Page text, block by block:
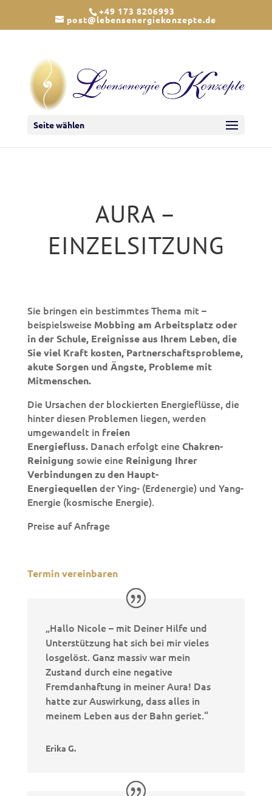
+49 173 8206993
post@lebensenergiekonzepte.de
Seite wählen
AURA –
EINZELSITZUNG
Sie bringen ein bestimmtes Thema mit –
beispielsweise Mobbing am Arbeitsplatz oder
in der Schule, Ereignisse aus Ihrem Leben, die
Sie viel Kraft kosten, Partnerschaftsprobleme,
akute Sorgen und Ängste, Probleme mit
Mitmenschen.
Die Ursachen der blockierten Energieflüsse, die
hinter diesen Problemen liegen, werden
umgewandelt in freien
Energiefluss. Danach erfolgt eineChakren-
Reinigung sowie eine Reinigung Ihrer
Verbindungen zu den Haupt-
Energiequellender Ying- (Erdenergie) und Yang-
Energie (kosmische Energie).
Preise auf Anfrage
Termin vereinbaren
„Hallo Nicole – mit Deiner Hilfe und
Unterstützung hat sich bei mir vieles
losgelöst. Ganz massiv war mein
Zustand durch eine negative
Fremdanhaftung in meiner Aura! Das
hatte zur Auswirkung, dass alles in
meinem Leben aus der Bahn geriet.“
Erika G.